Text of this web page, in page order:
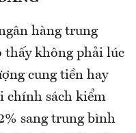
hàng trung
thấy không phải lúc
cung tiền hay
chính sách kiểm
sang trung bình